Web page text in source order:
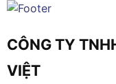
CÔNG TY
VIỆT